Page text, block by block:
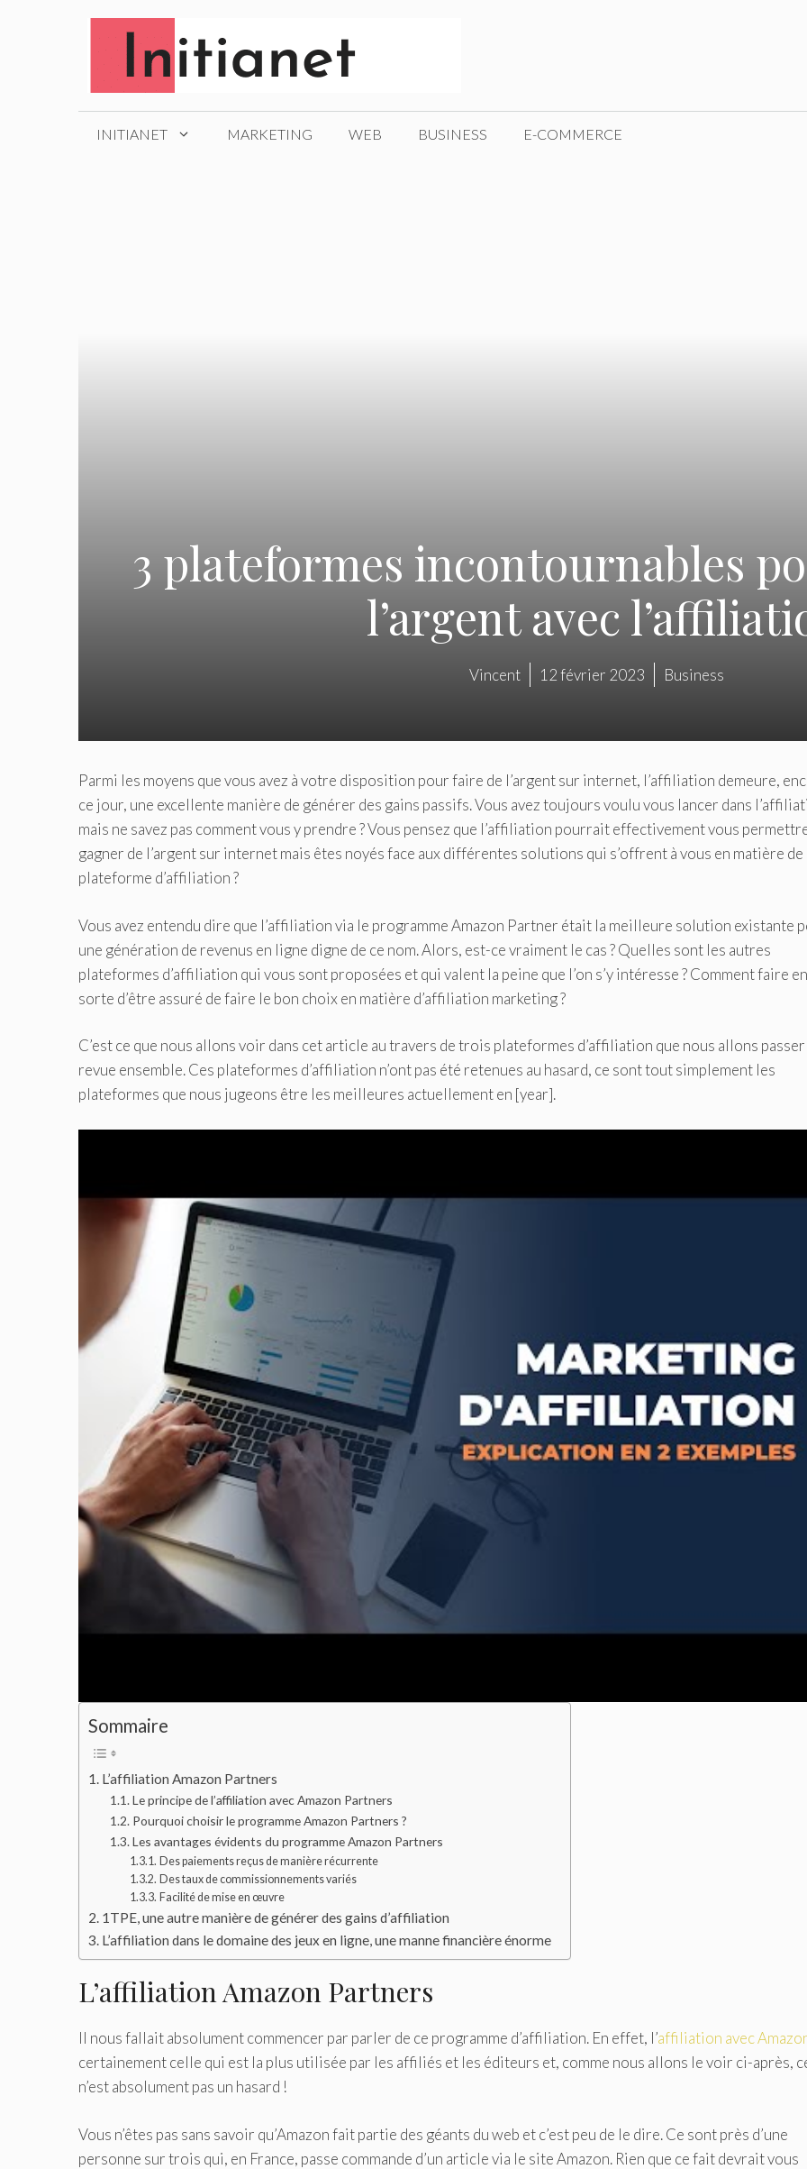
INITIANET MARKETING WEB BUSINESS E-COMMERCE
3 plateformes incontournables
l’argent avec
Vincent 12 février 2023 Business
Parmi les moyens que vous avez à votre disposition pour faire de l’argent sur internet, l’affiliation demeure,
ce jour, une excellente manière de générer des gains passifs. Vous avez toujours voulu vous lancer dans
mais ne savez pas comment vous y prendre ? Vous pensez que l’affiliation pourrait effectivement vous
gagner de l’argent sur internet mais êtes noyés face aux différentes solutions qui s’offrent à vous en matière de
plateforme d’affiliation ?
Vous avez entendu dire que l’affiliation via le programme Amazon Partner était la meilleure solution existante
une génération de revenus en ligne digne de ce nom. Alors, est-ce vraiment le cas ? Quelles sont les autres
plateformes d’affiliation qui vous sont proposées et qui valent la peine que l’on s’y intéresse ? Comment faire en
sorte d’être assuré de faire le bon choix en matière d’affiliation marketing ?
C’est ce que nous allons voir dans cet article au travers de trois plateformes d’affiliation que nous allons passer
revue ensemble. Ces plateformes d’affiliation n’ont pas été retenues au hasard, ce sont tout simplement les
plateformes que nous jugeons être les meilleures actuellement en [year].
Sommaire
L’affiliation Amazon Partners
Le principe de l’affiliation avec Amazon Partners
Pourquoi choisir le programme Amazon Partners ?
Les avantages évidents du programme Amazon Partners
Des paiements reçus de manière récurrente
Des taux de commissionnements variés
Facilité de mise en œuvre
1TPE, une autre manière de générer des gains d’affiliation
L’affiliation dans le domaine des jeux en ligne, une manne financière énorme
L’affiliation Amazon Partners
Il nous fallait absolument commencer par parler de ce programme d’affiliation. En effet, l’affiliation avec
certainement celle qui est la plus utilisée par les affiliés et les éditeurs et, comme nous allons le voir ci-après,
n’est absolument pas un hasard !
Vous n’êtes pas sans savoir qu’Amazon fait partie des géants du web et c’est peu de le dire. Ce sont près d’une
personne sur trois qui, en France, passe commande d’un article via le site Amazon. Rien que ce fait devrait vous